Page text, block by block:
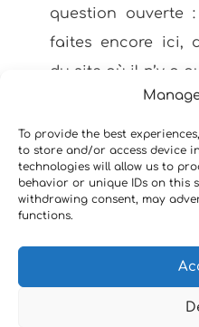
To provide the best
to store and/or access device
technologies will allow us to
behavior or unique IDs on this
withdrawing consent, may
functions.
question ouverte
faites encore ici,
du site où il n’y a
|